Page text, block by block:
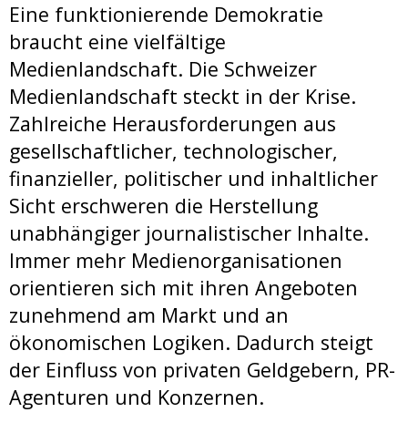
Eine funktionierende Demokratie
braucht eine vielfältige
Medienlandschaft. Die Schweizer
Medienlandschaft steckt in der Krise.
Zahlreiche Herausforderungen aus
gesellschaftlicher, technologischer,
finanzieller, politischer und inhaltlicher
Sicht erschweren die Herstellung
unabhängiger journalistischer Inhalte.
Immer mehr Medienorganisationen
orientieren sich mit ihren Angeboten
zunehmend am Markt und an
ökonomischen Logiken. Dadurch steigt
der Einfluss von privaten Geldgebern, PR-
Agenturen und Konzernen.